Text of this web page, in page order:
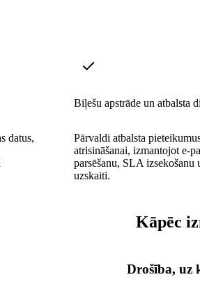
datus,
Biļešu apstrāde un atbalsta
Pārvaldi atbalsta
atrisināšanai, izmantojot e-
parsēšanu, SLA izsekošanu
uzskaiti.
Kāpēc
Drošība, uz